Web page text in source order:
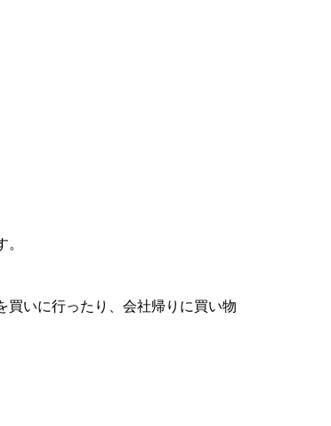
いに行ったり、会社帰りに買い物